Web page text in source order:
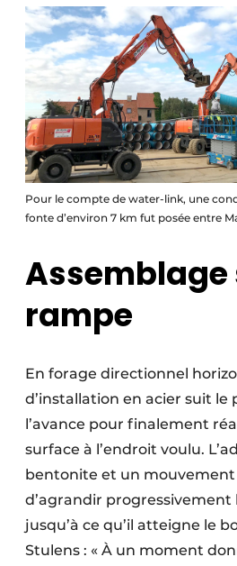
Pour le compte de water-link, une
fonte d’environ 7 km fut posée entre
Assemblage
rampe
En forage directionnel
d’installation en acier suit le
l’avance pour finalement
surface à l’endroit voulu.
bentonite et un
d’agrandir
jusqu’à ce qu’il atteigne le
Stulens : « À un moment